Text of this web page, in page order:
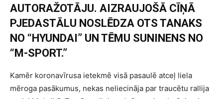
AUTORAŽOTĀJU. AIZRAUJOŠĀ CĪŅĀ
PJEDASTĀLU NOSLĒDZA OTS TANAKS
NO “HYUNDAI” UN TĒMU SUNINENS NO
“M-SPORT.”
Kamēr koronavīrusa ietekmē visā pasaulē atceļ liela
mēroga pasākumus, nekas neliecināja par traucētu rallija